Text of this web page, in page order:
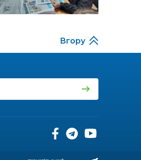
Бахмутяни вибороли
нагороди на чемпіонаті
Юна бахмутянка Кіра
Вгору